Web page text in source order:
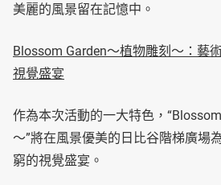
美麗的風景留在記憶中。
Blossom Garden～植物雕刻～：藝
視覺盛宴
作為本次活動的一大特色，
～”將在風景優美的日比谷階梯廣場
窮的視覺盛宴。